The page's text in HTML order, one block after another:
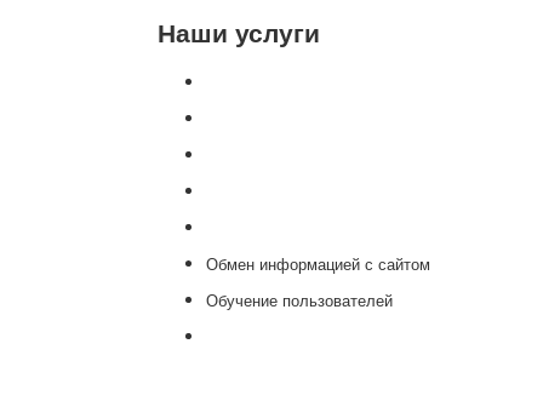
Наши услуги
Обмен информацией с сайтом
Обучение пользователей